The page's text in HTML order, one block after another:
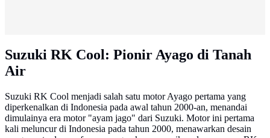
Suzuki RK Cool: Pionir Ayago di Tanah
Air
Suzuki RK Cool menjadi salah satu motor Ayago pertama yang
diperkenalkan di Indonesia pada awal tahun 2000-an, menandai
dimulainya era motor "ayam jago" dari Suzuki. Motor ini pertama
kali meluncur di Indonesia pada tahun 2000, menawarkan desain